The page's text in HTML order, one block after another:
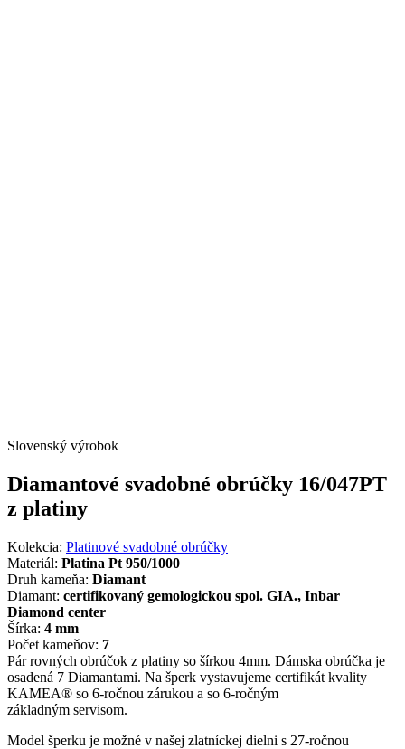
Slovenský výrobok
Diamantové svadobné obrúčky 16/047PT
z platiny
Kolekcia: Platinové svadobné obrúčky
Materiál: Platina Pt 950/1000
Druh kameňa: Diamant
Diamant: certifikovaný gemologickou spol. GIA., Inbar
Diamond center
Šírka: 4 mm
Počet kameňov: 7
Pár rovných obrúčok z platiny so šírkou 4mm. Dámska obrúčka je
osadená 7 Diamantami. Na šperk vystavujeme certifikát kvality
KAMEA® so 6-ročnou zárukou a so 6-ročným
základným servisom.
Model šperku je možné v našej zlatníckej dielni s 27-ročnou